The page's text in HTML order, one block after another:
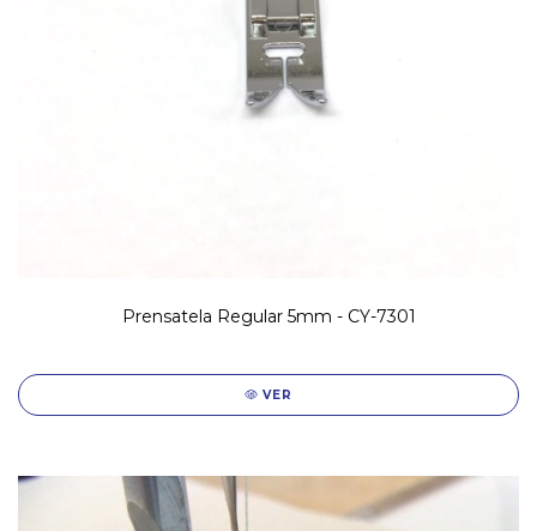
Prensatela Regular 5mm - CY-7301
VER